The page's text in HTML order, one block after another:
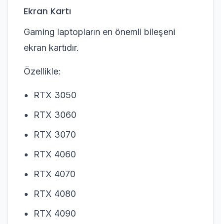
Ekran Kartı
Gaming laptopların en önemli bileşeni
ekran kartıdır.
Özellikle:
RTX 3050
RTX 3060
RTX 3070
RTX 4060
RTX 4070
RTX 4080
RTX 4090